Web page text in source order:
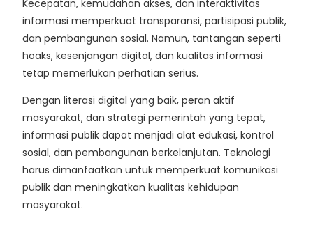
Kecepatan, kemudahan akses, dan interaktivitas
informasi memperkuat transparansi, partisipasi publik,
dan pembangunan sosial. Namun, tantangan seperti
hoaks, kesenjangan digital, dan kualitas informasi
tetap memerlukan perhatian serius.
Dengan literasi digital yang baik, peran aktif
masyarakat, dan strategi pemerintah yang tepat,
informasi publik dapat menjadi alat edukasi, kontrol
sosial, dan pembangunan berkelanjutan. Teknologi
harus dimanfaatkan untuk memperkuat komunikasi
publik dan meningkatkan kualitas kehidupan
masyarakat.